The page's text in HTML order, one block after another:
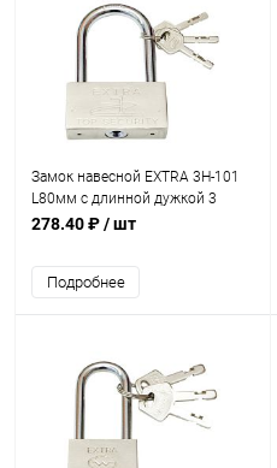
Замок навесной EXTRA 3H-101
L80мм с длинной дужкой 3
ключа
278.40 ₽/ шт
Подробнее